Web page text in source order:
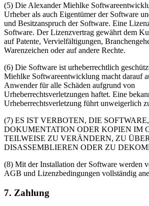
(5) Die Alexander Miehlke
Urheber als auch Eigentümer der Software
und Besitzanspruch der Software. Eine
Software. Der Lizenzvertrag gewährt dem
auf Patente, Vervielfältigungen,
Warenzeichen oder auf andere Rechte.
(6) Die Software ist urheberrechtlich
Miehlke Softwareentwicklung macht darauf
Anwender für alle Schäden aufgrund von
Urheberrechtsverletzungen haftet. Eine
Urheberrechtsverletzung führt unweigerlich
(7) ES IST VERBOTEN, DIE
DOKUMENTATION ODER KOPIEN IM
TEILWEISE ZU VERÄNDERN, ZU
DISASSEMBLIEREN ODER ZU
(8) Mit der Installation der Software werden
AGB und Lizenzbedingungen vollständig
7. Zahlung